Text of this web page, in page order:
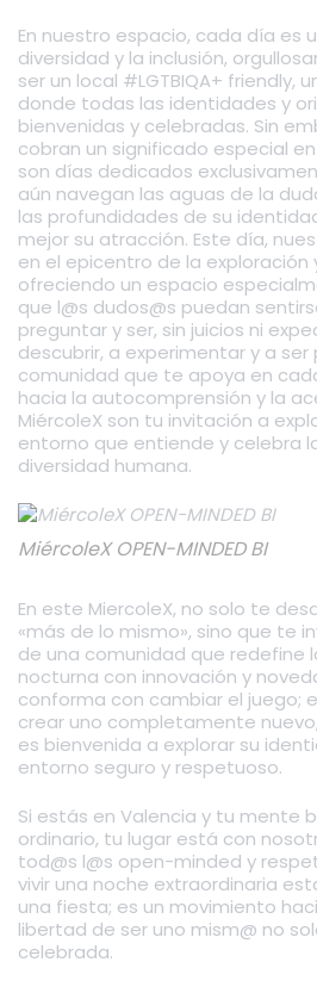
En nuestro espacio, cada día es
diversidad y la inclusión,
ser un local #LGTBIQA+ friendly,
donde todas las identidades y
bienvenidas y celebradas. Sin
cobran un significado especial
son días dedicados
aún navegan las aguas de la
las profundidades de su
mejor su atracción. Este día,
en el epicentro de la exploración
ofreciendo un espacio
que l@s dudos@s puedan
preguntar y ser, sin juicios ni
descubrir, a experimentar y a
comunidad que te apoya en
hacia la autocomprensión y la
MiércoleX son tu invitación a
entorno que entiende y celebra
diversidad humana.
MiércoleX OPEN-MINDED BI
En este MiercoleX, no solo te
«más de lo mismo», sino que te
de una comunidad que redefine
nocturna con innovación y
conforma con cambiar el juego;
crear uno completamente
es bienvenida a explorar su
entorno seguro y respetuoso.
Si estás en Valencia y tu mente
ordinario, tu lugar está con
tod@s l@s open-minded y
vivir una noche extraordinaria
una fiesta; es un movimiento
libertad de ser uno mism@ no
celebrada.